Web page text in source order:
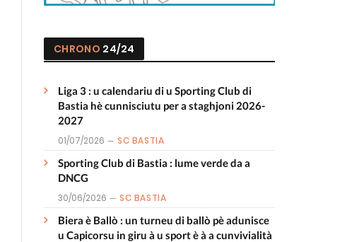
CHRONO 24/24
Liga 3 : u calendariu di u Sporting Club di
Bastia hè cunnisciutu per a staghjoni 2026-
2027
01/07/2026 SC BASTIA
Sporting Club di Bastia : lume verde da a
DNCG
30/06/2026 SC BASTIA
Biera è Ballò : un turneu di ballò pè adunisce
u Capicorsu in giru à u sport è à a cunvivialità